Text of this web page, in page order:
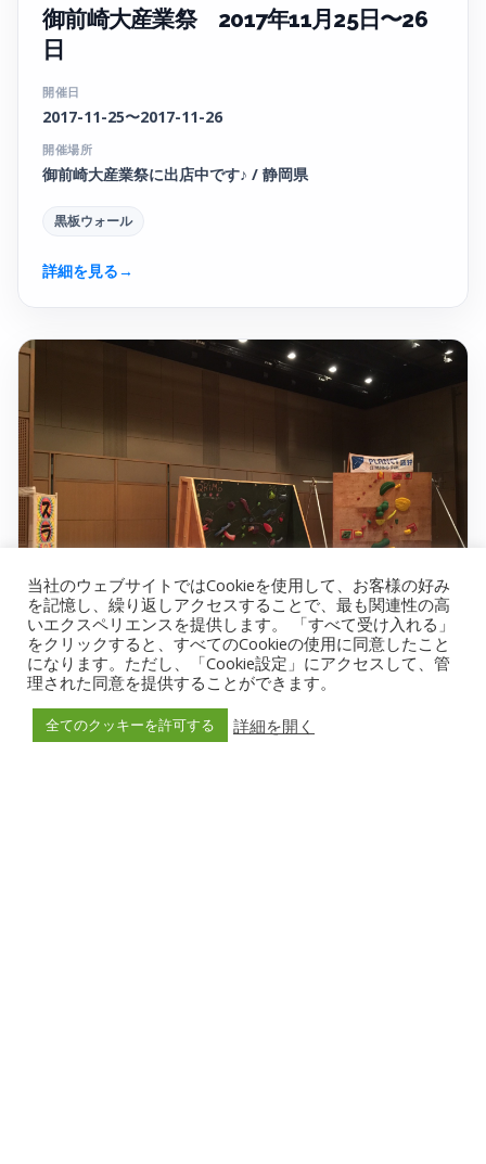
御前崎大産業祭 2017年11月25日〜26
日
開催日
2017-11-25〜2017-11-26
開催場所
御前崎大産業祭に出店中です♪ / 静岡県
黒板ウォール
詳細を見る→
自治体
当社のウェブサイトではCookieを使用して、お客様の好み
を記憶し、繰り返しアクセスすることで、最も関連性の高
いエクスペリエンスを提供します。 「すべて受け入れる」
をクリックすると、すべてのCookieの使用に同意したこと
になります。ただし、「Cookie設定」にアクセスして、管
理された同意を提供することができます。
全てのクッキーを許可する 詳細を開く